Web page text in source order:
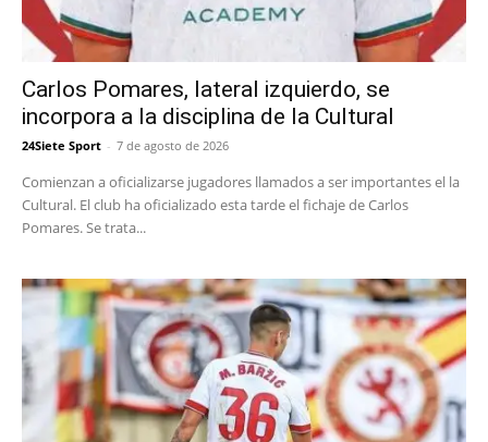
Carlos Pomares, lateral izquierdo, se
incorpora a la disciplina de la Cultural
24Siete Sport - 7 de agosto de 2026
Comienzan a oficializarse jugadores llamados a ser importantes el la
Cultural. El club ha oficializado esta tarde el fichaje de Carlos
Pomares. Se trata...